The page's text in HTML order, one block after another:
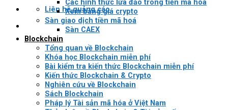
Liên hệ quảng cáo
Các hình thức lừa đảo trong tiền mã hóa
Xem bảng giá crypto
Sàn giao dịch tiền mã hoá
Sàn CAEX
Blockchain
Tổng quan về Blockchain
Khóa học Blockchain miễn phí
Bài kiểm tra kiến thức Blockchain miễn phí
Kiến thức Blockchain & Crypto
Nghiên cứu về Blockchain
Sách Blockchain
Pháp lý Tài sản mã hóa ở Việt Nam